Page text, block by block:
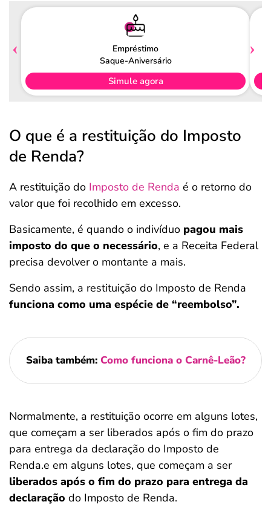
Empréstimo
Saque-Aniversário
Simule agora
O que é a restituição do Imposto
de Renda?
A restituição do Imposto de Renda é o retorno do
valor que foi recolhido em excesso.
Basicamente, é quando o indivíduo pagou mais
imposto do que o necessário, e a Receita Federal
precisa devolver o montante a mais.
Sendo assim, a restituição do Imposto de Renda
funciona como uma espécie de “reembolso”.
Saiba também: Como funciona o Carnê-Leão?
Normalmente, a restituição ocorre em alguns lotes,
que começam a ser liberados após o fim do prazo
para entrega da declaração do Imposto de
Renda.e em alguns lotes, que começam a ser
liberados após o fim do prazo para entrega da
declaração do Imposto de Renda.